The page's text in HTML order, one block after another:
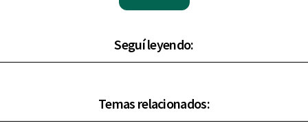
Seguí leyendo:
Temas relacionados: